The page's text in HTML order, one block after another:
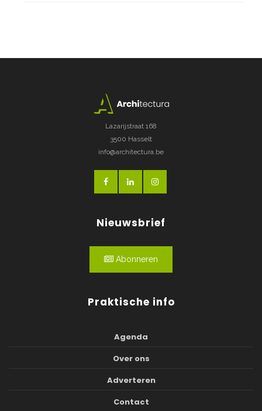
Lazarijstraat 168
3500 Hasselt
info@architectura.be
Nieuwsbrief
Abonneren
Praktische info
Agenda
Over ons
Adverteren
Contact